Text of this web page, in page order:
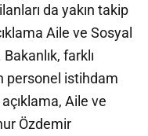
da yakın takip
Aile ve Sosyal
farklı
personel istihdam
Aile ve
Özdemir